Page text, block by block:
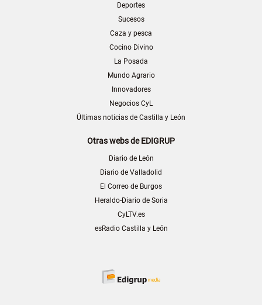
Deportes
Sucesos
Caza y pesca
Cocino Divino
La Posada
Mundo Agrario
Innovadores
Negocios CyL
Últimas noticias de Castilla y León
Otras webs de EDIGRUP
Diario de León
Diario de Valladolid
El Correo de Burgos
Heraldo-Diario de Soria
CyLTV.es
esRadio Castilla y León